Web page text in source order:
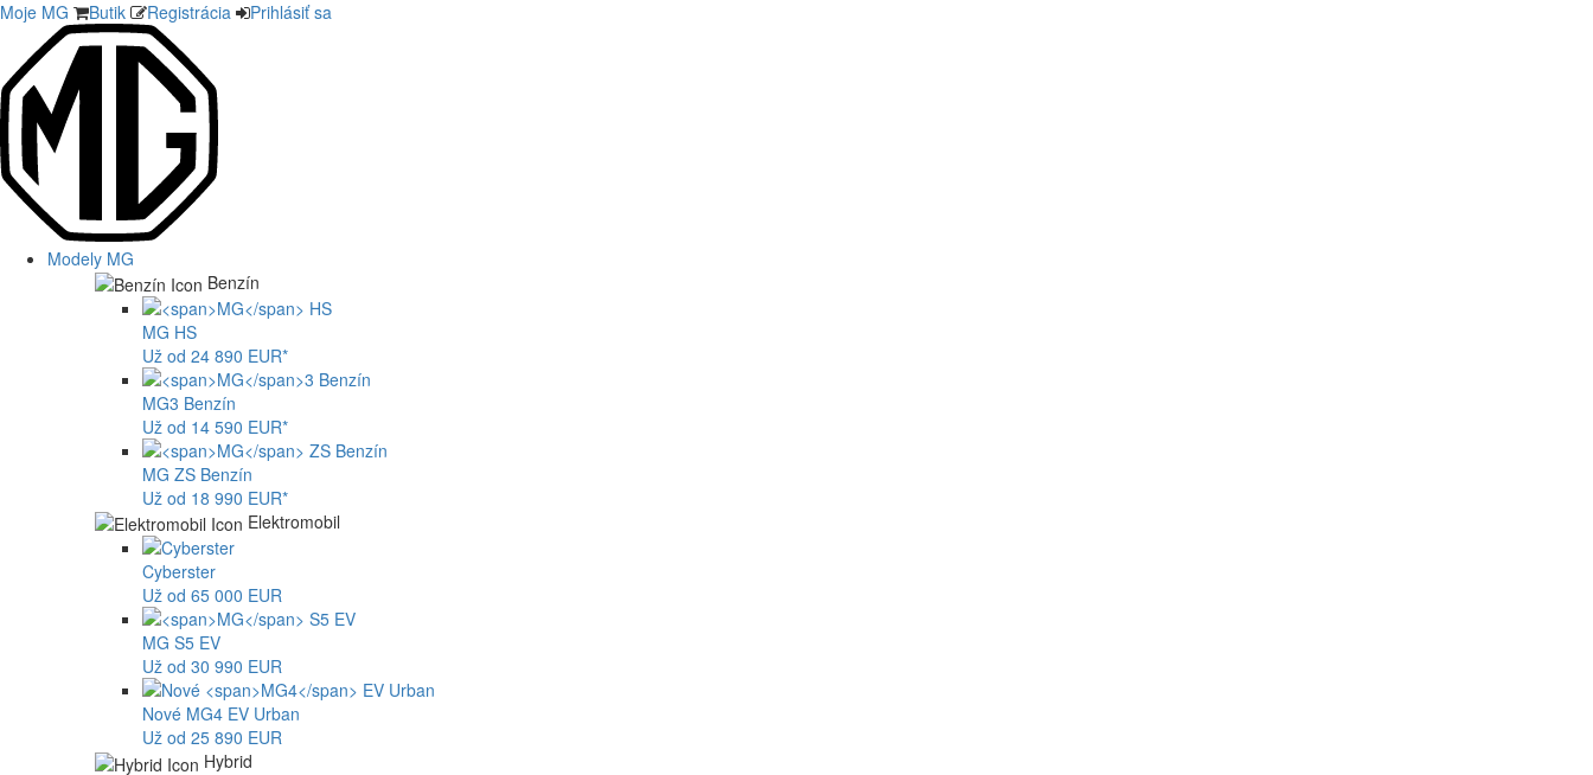
Moje MG Butik Registrácia Prihlásiť sa
Modely MG
Benzín
MG HS
Už od 24 890 EUR*
MG3 Benzín
Už od 14 590 EUR*
MG ZS Benzín
Už od 18 990 EUR*
Elektromobil
Cyberster
Už od 65 000 EUR
MG S5 EV
Už od 30 990 EUR
Nové MG4 EV Urban
Už od 25 890 EUR
Hybrid